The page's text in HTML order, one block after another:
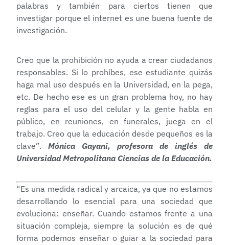
palabras y también para ciertos tienen que
investigar porque el internet es une buena fuente de
investigación.
Creo que la prohibición no ayuda a crear ciudadanos
responsables. Si lo prohíbes, ese estudiante quizás
haga mal uso después en la Universidad, en la pega,
etc. De hecho ese es un gran problema hoy, no hay
reglas para el uso del celular y la gente habla en
público, en reuniones, en funerales, juega en el
trabajo. Creo que la educación desde pequeños es la
clave”. Mónica Gayani, profesora de inglés de
Universidad Metropolitana Ciencias de la Educación.
“Es una medida radical y arcaica, ya que no estamos
desarrollando lo esencial para una sociedad que
evoluciona: enseñar. Cuando estamos frente a una
situación compleja, siempre la solución es de qué
forma podemos enseñar o guiar a la sociedad para